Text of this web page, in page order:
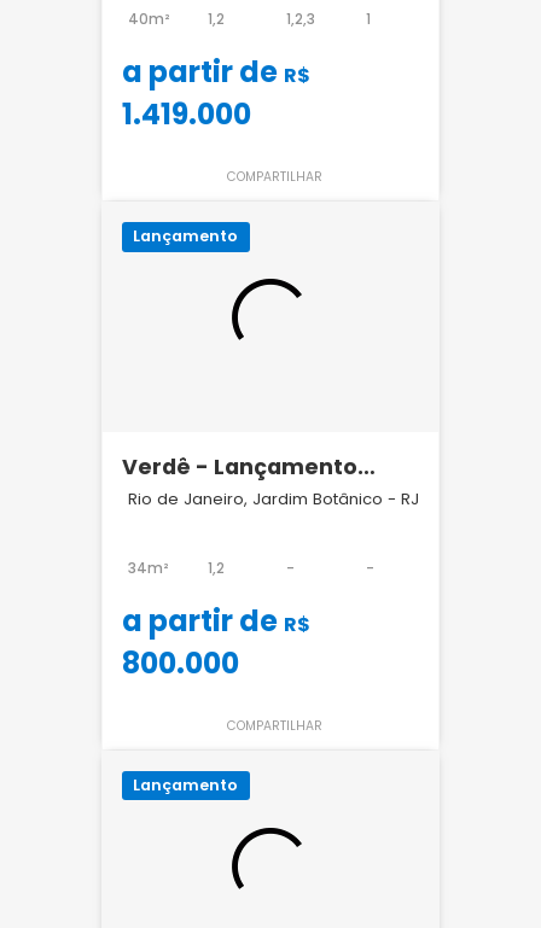
40m² 1,2 1,2,3 1
a partir de R$
1.419.000
COMPARTILHAR
Lançamento
Verdê - Lançamento
Jardim Botânico
Rio de Janeiro, Jardim Botânico - RJ
34m² 1,2 - -
a partir de R$
800.000
COMPARTILHAR
Lançamento